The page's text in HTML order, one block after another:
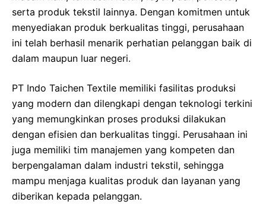
serta produk tekstil lainnya. Dengan komitmen untuk
menyediakan produk berkualitas tinggi, perusahaan
ini telah berhasil menarik perhatian pelanggan baik di
dalam maupun luar negeri.
PT Indo Taichen Textile memiliki fasilitas produksi
yang modern dan dilengkapi dengan teknologi terkini
yang memungkinkan proses produksi dilakukan
dengan efisien dan berkualitas tinggi. Perusahaan ini
juga memiliki tim manajemen yang kompeten dan
berpengalaman dalam industri tekstil, sehingga
mampu menjaga kualitas produk dan layanan yang
diberikan kepada pelanggan.